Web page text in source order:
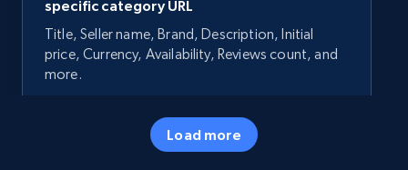
specific category URL
Title, Seller name, Brand, Description, Initial
price, Currency, Availability, Reviews count, and
more.
5.7K+ 今すぐ始める
Load more